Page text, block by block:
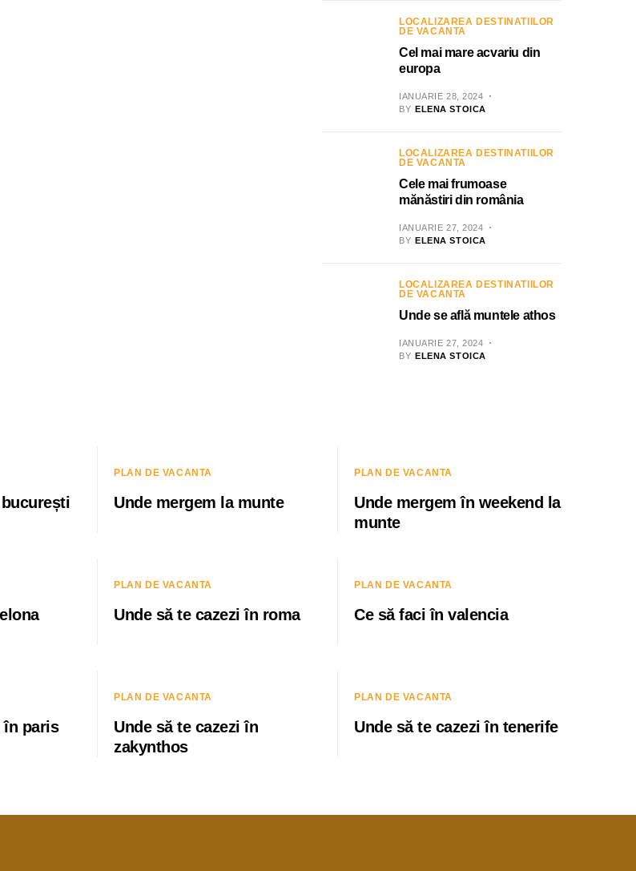
LOCALIZAREA DESTINATIILOR
DE VACANTA
Cel mai mare acvariu din
europa
IANUARIE 28, 2024
BY ELENA STOICA
LOCALIZAREA DESTINATIILOR
DE VACANTA
Cele mai frumoase
mănăstiri din românia
IANUARIE 27, 2024
BY ELENA STOICA
LOCALIZAREA DESTINATIILOR
DE VACANTA
Unde se află muntele athos
IANUARIE 27, 2024
BY ELENA STOICA
PLAN DE VACANTA
Unde mergem la munte
PLAN DE VACANTA
Unde mergem în weekend la
munte
PLAN DE VACANTA
Unde să te cazezi în roma
PLAN DE VACANTA
Ce să faci în valencia
în paris
PLAN DE VACANTA
Unde să te cazezi în
zakynthos
PLAN DE VACANTA
Unde să te cazezi în tenerife